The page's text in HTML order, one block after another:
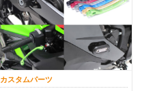
カスタムパーツ